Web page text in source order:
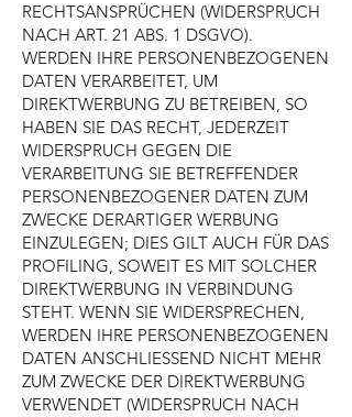
RECHTSANSPRÜCHEN (WIDERSPRUCH
NACH ART. 21 ABS. 1 DSGVO).
WERDEN IHRE PERSONENBEZOGENEN
DATEN VERARBEITET, UM
DIREKTWERBUNG ZU BETREIBEN, SO
HABEN SIE DAS RECHT, JEDERZEIT
WIDERSPRUCH GEGEN DIE
VERARBEITUNG SIE BETREFFENDER
PERSONENBEZOGENER DATEN ZUM
ZWECKE DERARTIGER WERBUNG
EINZULEGEN; DIES GILT AUCH FÜR DAS
PROFILING, SOWEIT ES MIT SOLCHER
DIREKTWERBUNG IN VERBINDUNG
STEHT. WENN SIE WIDERSPRECHEN,
WERDEN IHRE PERSONENBEZOGENEN
DATEN ANSCHLIESSEND NICHT MEHR
ZUM ZWECKE DER DIREKTWERBUNG
VERWENDET (WIDERSPRUCH NACH